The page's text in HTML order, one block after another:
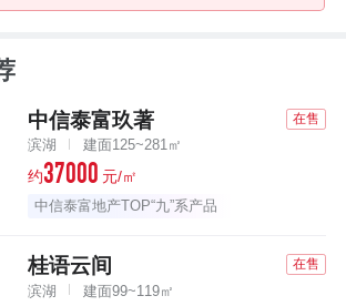
中信泰富玖著 在售
滨湖 建面125~281㎡
约37000 元/㎡
中信泰富地产TOP“九”系产品
桂语云间 在售
滨湖 建面99~119㎡